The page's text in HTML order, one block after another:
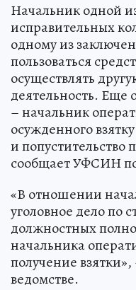
Начальник одной
исправительных
одному из
пользоваться
осуществлять
деятельность.
– начальник
осужденного
и попустительство
сообщает УФСИН
«В отношении
уголовное дело по
должностных
начальника
получение
ведомстве.